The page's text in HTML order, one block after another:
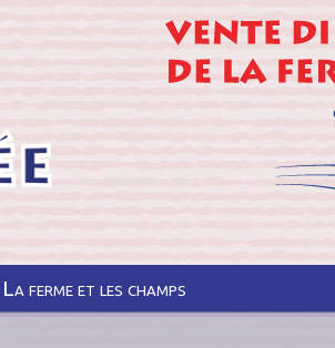
La ferme et les champs